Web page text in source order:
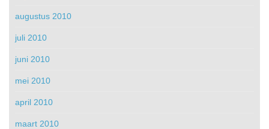
augustus 2010
juli 2010
juni 2010
mei 2010
april 2010
maart 2010